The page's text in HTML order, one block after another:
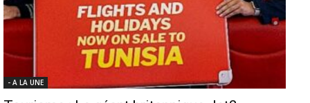
- A LA UNE